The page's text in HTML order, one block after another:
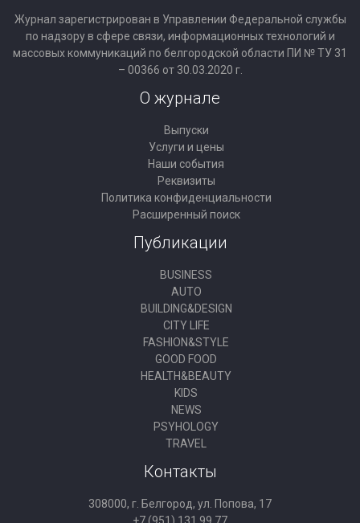
Журнал зарегистрирован в Управлении Федеральной службы
по надзору в сфере связи, информационных технологий и
массовых коммуникаций по белгородской области ПИ № ТУ 31
– 00366 от 30.03.2020 г.
О журнале
Выпуски
Услуги и цены
Наши события
Реквизиты
Политика конфиденциальности
Расширенный поиск
Публикации
BUSINESS
AUTO
BUILDING&DESIGN
CITY LIFE
FASHION&STYLE
GOOD FOOD
HEALTH&BEAUTY
KIDS
NEWS
PSYHOLOGY
TRAVEL
Контакты
308000, г. Белгород, ул. Попова, 17
+7 (951) 131 99 77